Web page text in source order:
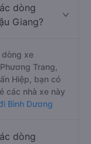
dòng
Giang?
dòng xe
Trang,
Hiệp, bạn có
các nhà xe này
Bình Dương
dòng